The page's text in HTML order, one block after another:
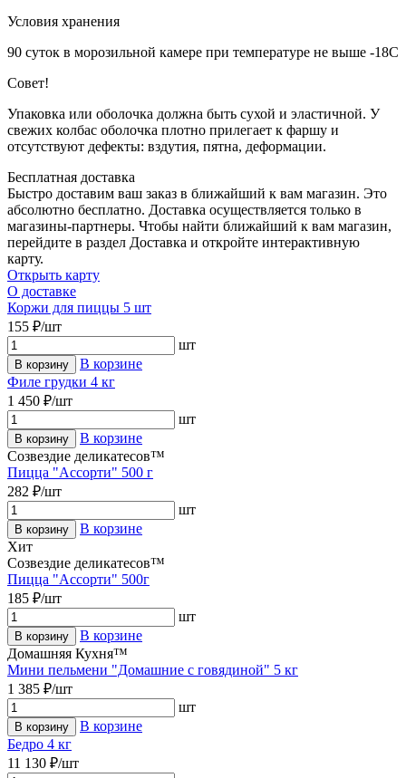
Условия хранения
90 суток в морозильной камере при температуре не выше -18С
Совет!
Упаковка или оболочка должна быть сухой и эластичной. У
свежих колбас оболочка плотно прилегает к фаршу и
отсутствуют дефекты: вздутия, пятна, деформации.
Бесплатная доставка
Быстро доставим ваш заказ в ближайший к вам магазин. Это
абсолютно бесплатно. Доставка осуществляется только в
магазины-партнеры. Чтобы найти ближайший к вам магазин,
перейдите в раздел Доставка и откройте интерактивную
карту.
Открыть карту
О доставке
Коржи для пиццы 5 шт
155 ₽/шт
шт
В корзину
В корзине
Филе грудки 4 кг
1 450 ₽/шт
шт
В корзину
В корзине
Созвездие деликатесов™
Пицца "Ассорти" 500 г
282 ₽/шт
шт
В корзину
В корзине
Хит
Созвездие деликатесов™
Пицца "Ассорти" 500г
185 ₽/шт
шт
В корзину
В корзине
Домашняя Кухня™
Мини пельмени "Домашние с говядиной" 5 кг
1 385 ₽/шт
шт
В корзину
В корзине
Бедро 4 кг
11 130 ₽/шт